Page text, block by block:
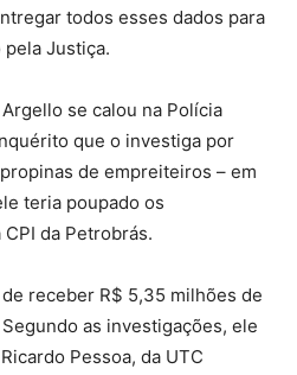
todos esses dados para
Justiça.
se calou na Polícia
que o investiga por
de empreiteiros – em
teria poupado os
da Petrobrás.
receber R$ 5,35 milhões de
as investigações, ele
Pessoa, da UTC